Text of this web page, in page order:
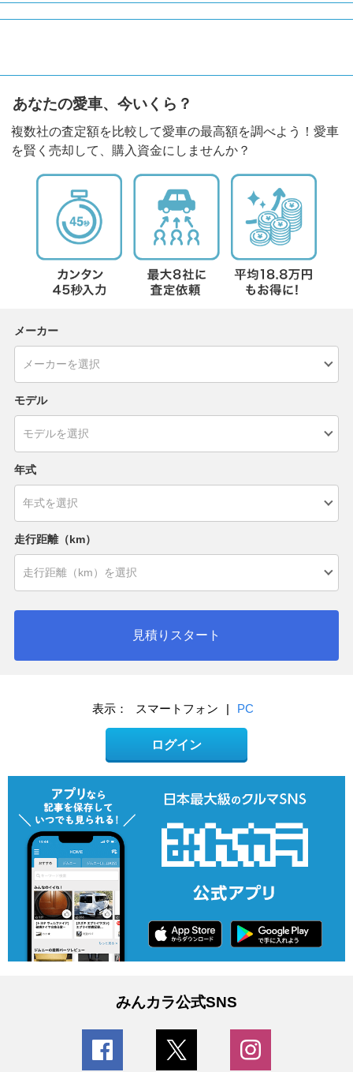
あなたの愛車、今いくら？
複数社の査定額を比較して愛車の最高額を調べよう！愛車
を賢く売却して、購入資金にしませんか？
メーカー
モデル
年式
走行距離（km）
見積りスタート
表示： スマートフォン | PC
ログイン
みんカラ公式SNS